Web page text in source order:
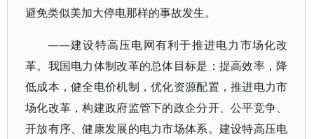
避免类似美加大停电那样的事故发生。
——建设特高压电网有利于推进电力市场化改
革。我国电力体制改革的总体目标是：提高效率，降
低成本，健全电价机制，优化资源配置，推进电力市
场化改革，构建政府监管下的政企分开、公平竞争、
开放有序、健康发展的电力市场体系。建设特高压电